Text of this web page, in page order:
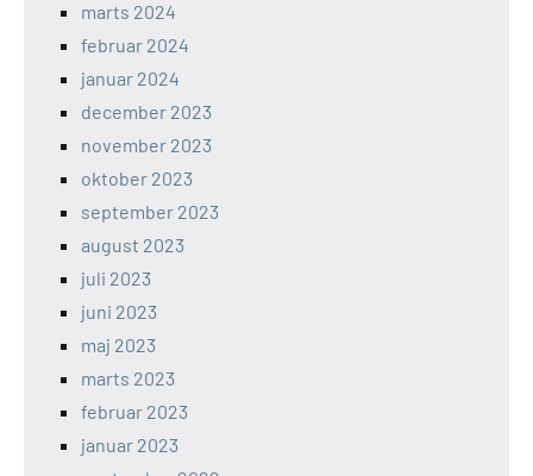
marts 2024
februar 2024
januar 2024
december 2023
november 2023
oktober 2023
september 2023
august 2023
juli 2023
juni 2023
maj 2023
marts 2023
februar 2023
januar 2023